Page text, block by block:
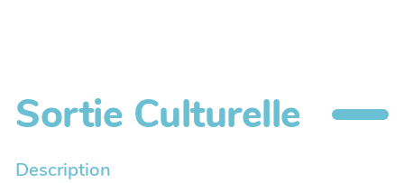
Sortie Culturelle
Description